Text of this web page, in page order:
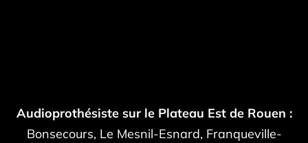
Audioprothésiste sur le Plateau Est de Rouen :
Bonsecours, Le Mesnil-Esnard, Franqueville-